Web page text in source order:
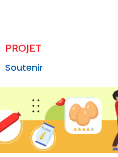
PROJET
Soutenir